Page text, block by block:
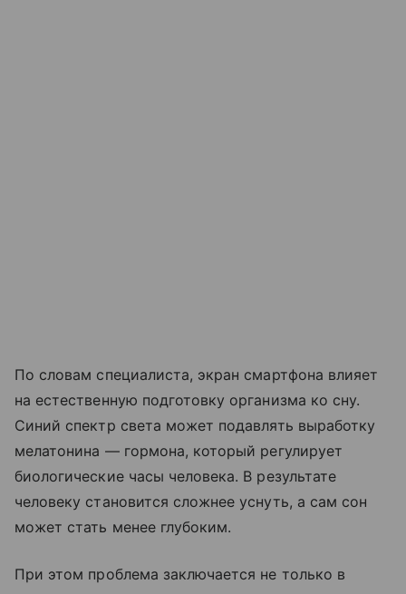
По словам специалиста, экран смартфона влияет
на естественную подготовку организма ко сну.
Синий спектр света может подавлять выработку
мелатонина — гормона, который регулирует
биологические часы человека. В результате
человеку становится сложнее уснуть, а сам сон
может стать менее глубоким.
При этом проблема заключается не только в